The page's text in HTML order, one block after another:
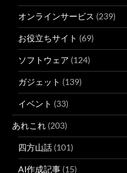
オンラインサービス (239)
お役立ちサイト (69)
ソフトウェア (124)
ガジェット (139)
イベント (33)
あれこれ (203)
四方山話 (101)
AI作成記事 (15)